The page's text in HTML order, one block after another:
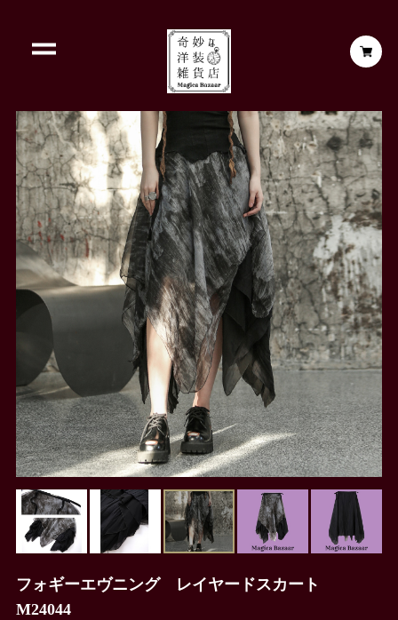
フォギーエヴニング レイヤードスカート
M24044